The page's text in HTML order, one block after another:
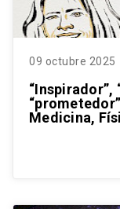
09 octubre 2025
“Inspirador”,
Medicina,